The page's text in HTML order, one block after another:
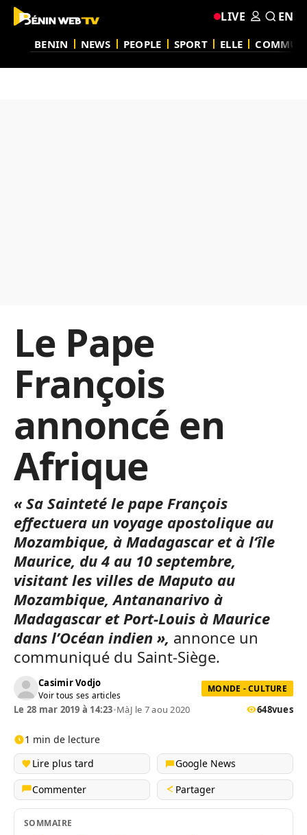
BENIN NEWS PEOPLE SPORT ELLE
LIVE EN
Le Pape
François
annoncé en
Afrique
« Sa Sainteté le pape François
effectuera un voyage apostolique au
Mozambique, à Madagascar et à l‘île
Maurice, du 4 au 10 septembre,
visitant les villes de Maputo au
Mozambique, Antananarivo à
Madagascar et Port-Louis à Maurice
dans l’Océan indien », annonce un
communiqué du Saint-Siège.
Casimir Vodjo
Voir tous ses articles
MONDE - CULTURE
Le 28 mar 2019 à 14:23•MàJ le 7 aou 2020 648vues
1 min de lecture
Lire plus tard
Google News
Commenter
Partager
SOMMAIRE